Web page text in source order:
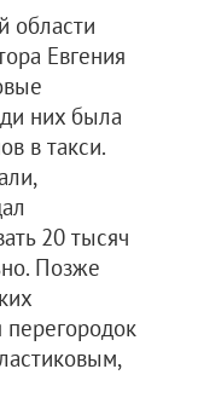
области
Евгения
них была
в такси.
20 тысяч
Позже
перегородок